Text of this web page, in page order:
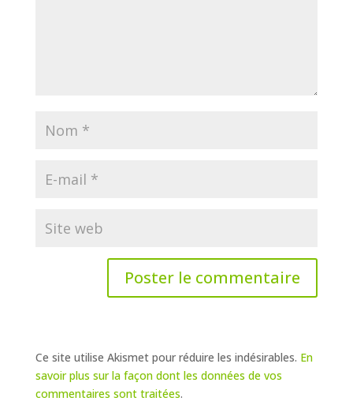
Ce site utilise Akismet pour réduire les indésirables. En
savoir plus sur la façon dont les données de vos
commentaires sont traitées.